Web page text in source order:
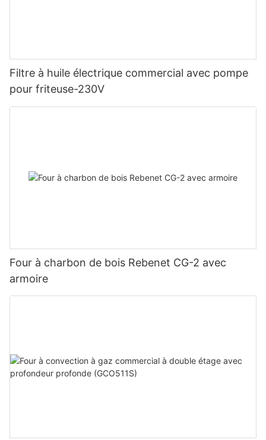
Filtre à huile électrique commercial avec pompe
pour friteuse-230V
Four à charbon de bois Rebenet CG-2 avec
armoire